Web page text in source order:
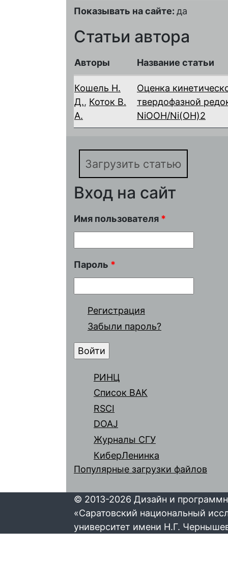
Показывать на сайте: да
Статьи автора
Авторы Название статьи
Кошель Н.
Д., Коток В.
А.
Оценка
твердофазной
NiOOH/Ni(OH)2
Загрузить статью
Вход на сайт
Имя пользователя *
Пароль *
Регистрация
Забыли пароль?
РИНЦ
Список ВАК
RSCI
DOAJ
Журналы СГУ
КиберЛенинка
Популярные загрузки файлов
© 2013-2026 Дизайн и
«Саратовский национальный
университет имени Н.Г.